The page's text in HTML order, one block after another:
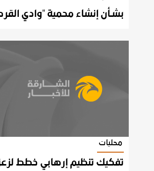
محليات
تفكيك تنظيم إرهابي خطط